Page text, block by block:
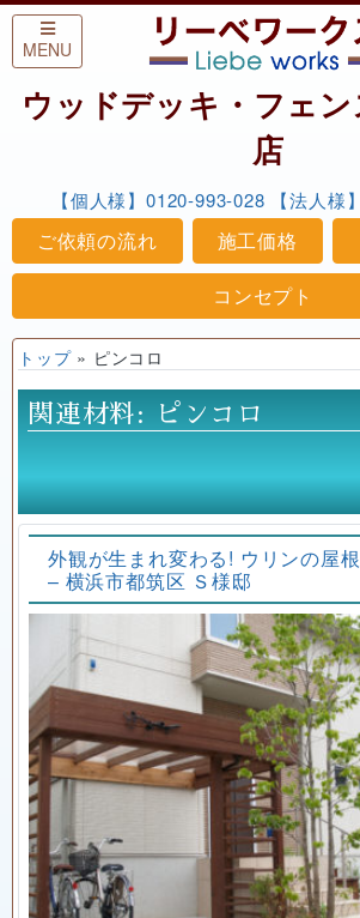
Skip to content
MENU
ウッドデッキ・フェ
店
【個人様】0120-993-028 【法人様
ご依頼の流れ 施工価格
コンセプト
トップ» ピンコロ
関連材料: ピンコロ
外観が生まれ変わる! ウリンの屋
– 横浜市都筑区 Ｓ様邸